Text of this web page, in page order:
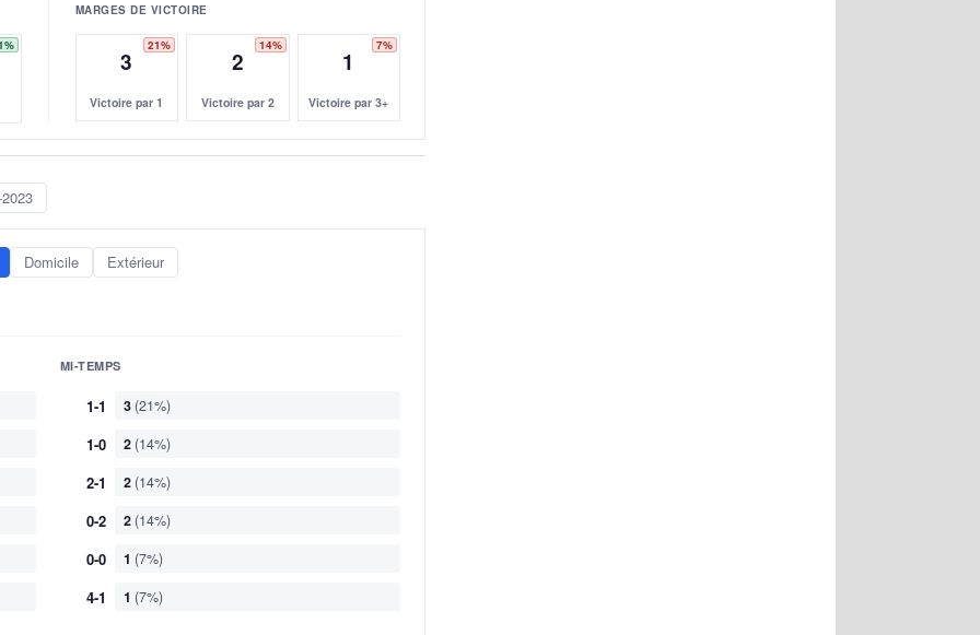
MARGES DE VICTOIRE
21%
3
Victoire par 1
14%
2
Victoire par 2
7%
1
Victoire par 3+
Domicile Extérieur
MI-TEMPS
1-1 3 (21%)
1-0 2 (14%)
2-1 2 (14%)
0-2 2 (14%)
0-0 1 (7%)
4-1 1 (7%)